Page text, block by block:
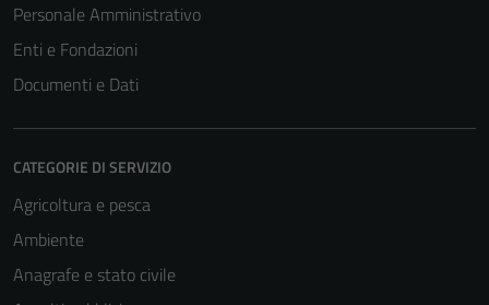
Personale Amministrativo
Enti e Fondazioni
Documenti e Dati
CATEGORIE DI SERVIZIO
Agricoltura e pesca
Ambiente
Anagrafe e stato civile